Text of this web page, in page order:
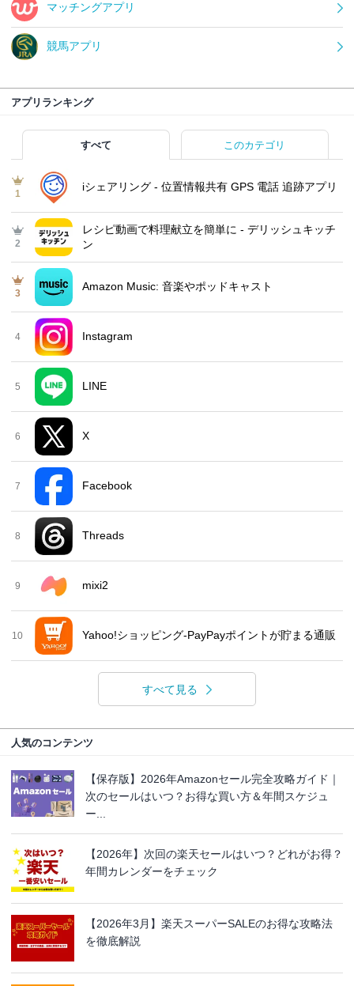
マッチングアプリ
競馬アプリ
アプリランキング
すべて このカテゴリ
1
iシェアリング - 位置情報共有 GPS 電話 追跡アプリ
2
レシピ動画で料理献立を簡単‪に - デリッシュキッチ
ン
3
Amazon Music: 音楽やポッドキャスト
4 Instagram
5 LINE
6 X
7 Facebook
8 Threads
9 mixi2
10 Yahoo!ショッピング-PayPayポイントが貯まる通販
すべて見る
人気のコンテンツ
【保存版】2026年Amazonセール完全攻略ガイド｜
次のセールはいつ？お得な買い方＆年間スケジュ
ー...
【2026年】次回の楽天セールはいつ？どれがお得？
年間カレンダーをチェック
【2026年3月】楽天スーパーSALEのお得な攻略法
を徹底解説